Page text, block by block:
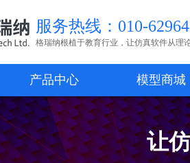
服务热线：010-
格瑞纳根植于教育行业，让仿真软件从理
产品中心 模型商城
让